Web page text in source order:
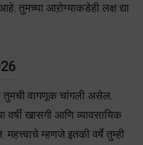
तुमच्या आऱोग्याकडेही लक्ष द्या
तुमची वागणूक चांगली असेल.
वर्षी खासगी आणि व्यावसायिक
महत्त्वाचे म्हणजे इतकी वर्षे तुम्ही